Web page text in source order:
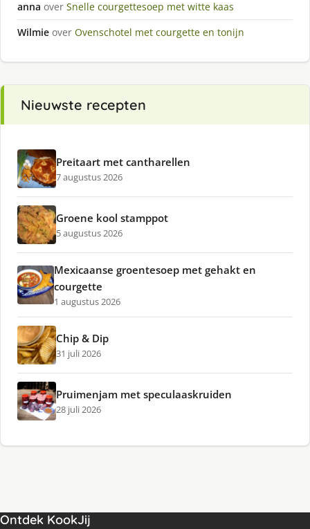
anna over Snelle courgettesoep met witte kaas
Wilmie over Ovenschotel met courgette en tonijn
Nieuwste recepten
Preitaart met cantharellen
7 augustus 2026
Groene kool stamppot
5 augustus 2026
Mexicaanse groentesoep met gehakt en
courgette
1 augustus 2026
Chip & Dip
31 juli 2026
Pruimenjam met speculaaskruiden
28 juli 2026
Ontdek KookJij